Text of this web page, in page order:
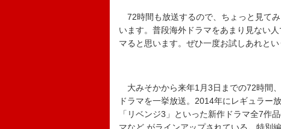
72時間も放送するので、ちょっと見て
います。普段海外ドラマをあまり見ない
マると思います。ぜひ一度お試しあれとい
大みそかから来年1月3日までの72時間
ドラマを一挙放送。2014年にレギュラー
「リベンジ3」といった新作ドラマ全7作